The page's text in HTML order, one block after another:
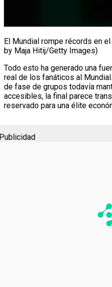
El Mundial rompe récords en
by Maja Hitij/Getty Images)
Todo esto ha generado una
real de los fanáticos al
de fase de grupos todavía
accesibles, la final parece
reservado para una élite